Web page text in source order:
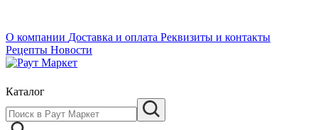
О компании Доставка и оплата Реквизиты и контакты
Рецепты Новости
Каталог